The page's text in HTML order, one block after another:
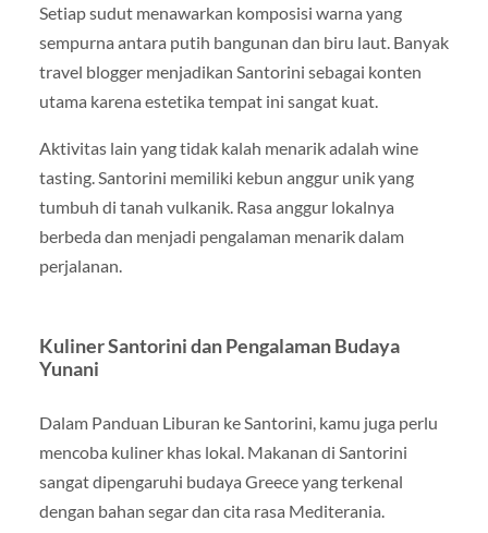
Setiap sudut menawarkan komposisi warna yang
sempurna antara putih bangunan dan biru laut. Banyak
travel blogger menjadikan Santorini sebagai konten
utama karena estetika tempat ini sangat kuat.
Aktivitas lain yang tidak kalah menarik adalah wine
tasting. Santorini memiliki kebun anggur unik yang
tumbuh di tanah vulkanik. Rasa anggur lokalnya
berbeda dan menjadi pengalaman menarik dalam
perjalanan.
Kuliner Santorini dan Pengalaman Budaya
Yunani
Dalam Panduan Liburan ke Santorini, kamu juga perlu
mencoba kuliner khas lokal. Makanan di Santorini
sangat dipengaruhi budaya Greeceyang terkenal
dengan bahan segar dan cita rasa Mediterania.